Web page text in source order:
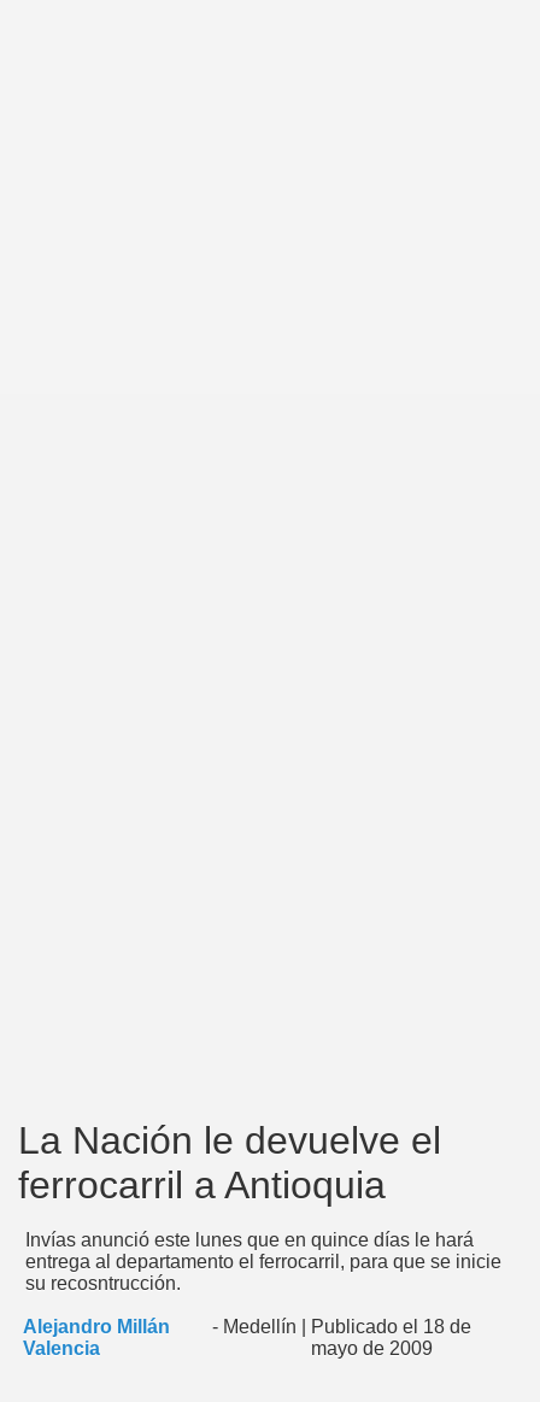
La Nación le devuelve el
ferrocarril a Antioquia
Invías anunció este lunes que en quince días le hará
entrega al departamento el ferrocarril, para que se inicie
su recosntrucción.
Alejandro Millán
Valencia
- Medellín
Publicado el 18 de
mayo de 2009